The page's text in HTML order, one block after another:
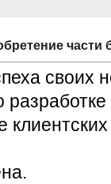
части
своих